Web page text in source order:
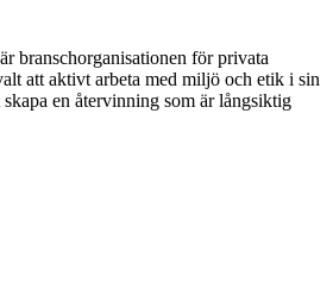
branschorganisationen för privata
att aktivt arbeta med miljö och etik i sin
en återvinning som är långsiktig